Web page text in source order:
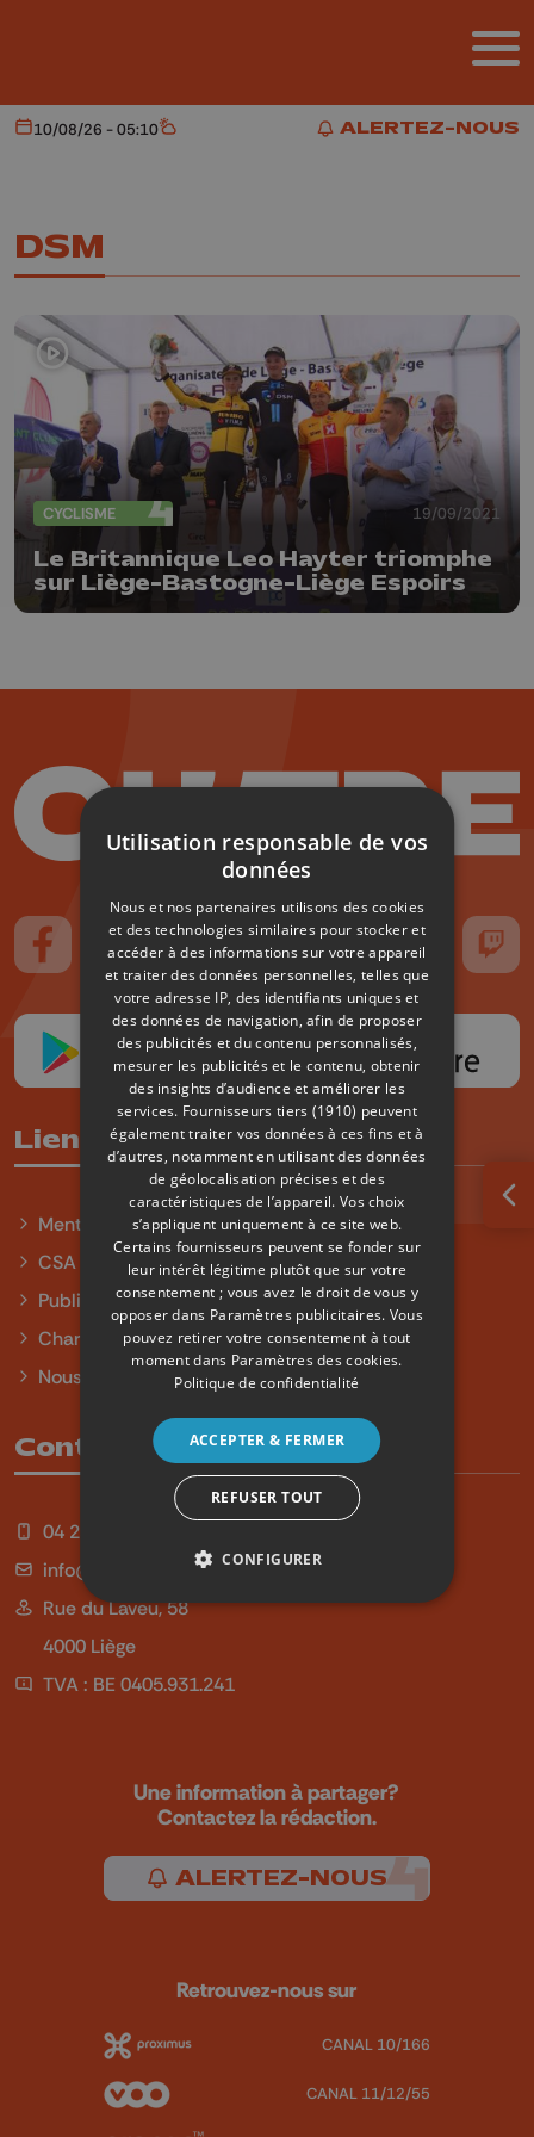
ALERTEZ-NOUS
ALERTEZ-NOUS
Aujourd'hui
10/08/26 - 05:10 Météo
DSM
CYCLISME 19/09/2021
Le Britannique Leo Hayter triomphe
sur Liège-Bastogne-Liège Espoirs
Suivez-nous sur FaceBook
Suivez-nous sur Instagram
Suivez-nous sur TikTok
Suivez-nous sur YouTube
Suivez-nous
Liens utiles
Mentions légales
CSA
Publicité
Charte sur l'égalité et la diversité
Nous contacter
Contact
04 254 99 99
info@qu4tre.be
Rue du Laveu, 58
4000 Liège
TVA : BE 0405.931.241
Une information à partager?
Contactez la rédaction.
ALERTEZ-NOUS
Retrouvez-nous sur
CANAL 10/166
CANAL 11/12/55
Utilisation responsable de vos
données
Nous et nos partenaires utilisons des cookies
et des technologies similaires pour stocker et
accéder à des informations sur votre appareil
et traiter des données personnelles, telles que
votre adresse IP, des identifiants uniques et
des données de navigation, afin de proposer
des publicités et du contenu personnalisés,
mesurer les publicités et le contenu, obtenir
des insights d’audience et améliorer les
services. Fournisseurs tiers (1910) peuvent
également traiter vos données à ces fins et à
d’autres, notamment en utilisant des données
de géolocalisation précises et des
caractéristiques de l’appareil. Vos choix
s’appliquent uniquement à ce site web.
Certains fournisseurs peuvent se fonder sur
leur intérêt légitime plutôt que sur votre
consentement ; vous avez le droit de vous y
opposer dans Paramètres publicitaires. Vous
pouvez retirer votre consentement à tout
moment dans Paramètres des cookies.
Politique de confidentialité
ACCEPTER & FERMER
REFUSER TOUT
CONFIGURER